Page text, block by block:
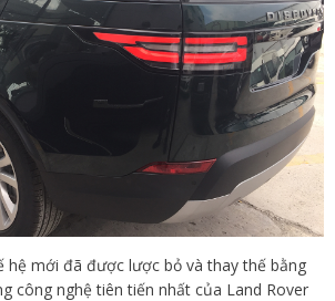
hệ mới đã được lược bỏ và thay thế bằng
công nghệ tiên tiến nhất của Land Rover